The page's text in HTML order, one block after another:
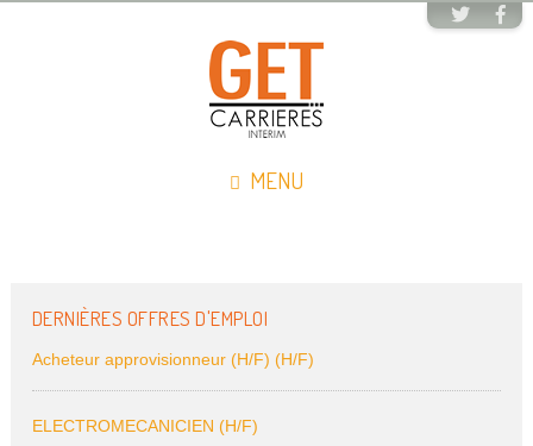
MENU
DERNIÈRES OFFRES D'EMPLOI
Acheteur approvisionneur (H/F) (H/F)
ELECTROMECANICIEN (H/F)